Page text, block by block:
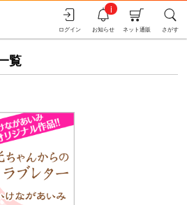
さがす
ネット通販
お知らせ
i
ログイン
覧